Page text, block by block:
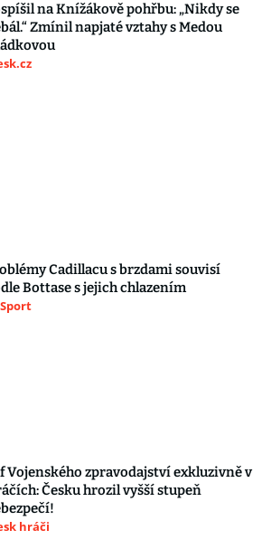
na Knížákově pohřbu: „Nikdy se
Zmínil napjaté vztahy s Medou
Cadillacu s brzdami souvisí
Bottase s jejich chlazením
Sport
Vojenského zpravodajství exkluzivně v
Česku hrozil vyšší stupeň
hráči